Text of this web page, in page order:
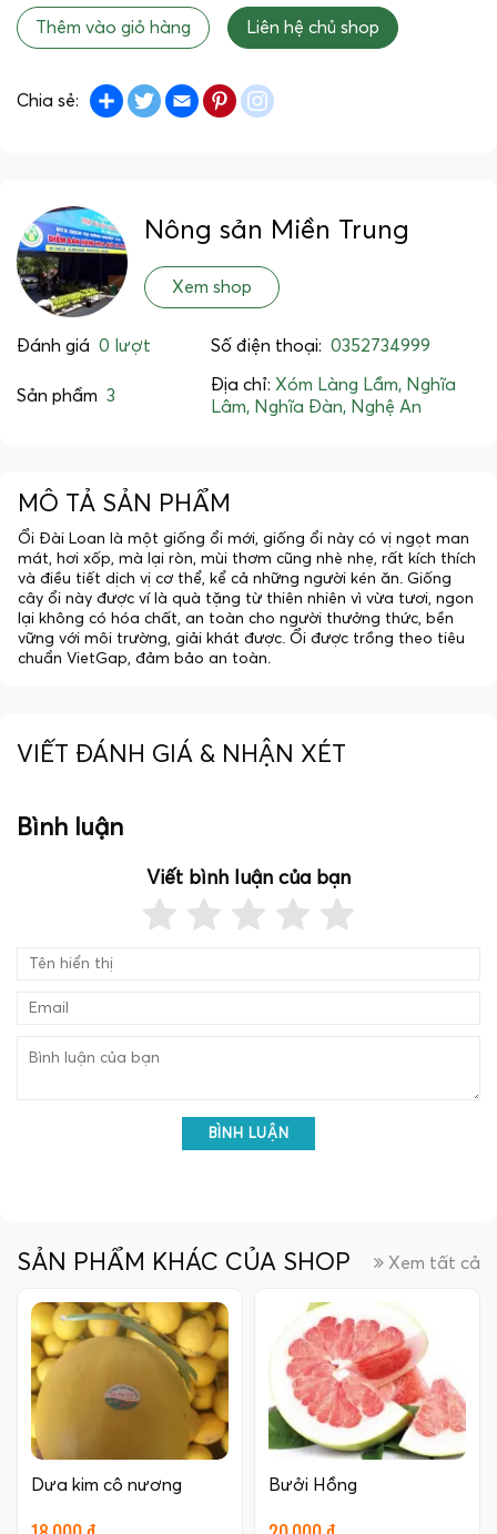
Thêm vào giỏ hàng Liên hệ chủ shop
Chia sẻ: Share TwitterEmail Pinterest
Nông sản Miền Trung
Xem shop
Đánh giá 0 lượt Số điện thoại: 0352734999
Sản phẩm 3
Địa chỉ: Xóm Làng Lầm, Nghĩa
Lâm, Nghĩa Đàn, Nghệ An
MÔ TẢ SẢN PHẨM
Ổi Đài Loan là một giống ổi mới, giống ổi này có vị ngọt man
mát, hơi xốp, mà lại ròn, mùi thơm cũng nhè nhẹ, rất kích thích
và điều tiết dịch vị cơ thể, kể cả những người kén ăn. Giống
cây ổi này được ví là quà tặng từ thiên nhiên vì vừa tươi, ngon
lại không có hóa chất, an toàn cho người thưởng thức, bền
vững với môi trường, giải khát được. Ổi được trồng theo tiêu
chuẩn VietGap, đảm bảo an toàn.
VIẾT ĐÁNH GIÁ & NHẬN XÉT
Bình luận
Viết bình luận của bạn
BÌNH LUẬN
SẢN PHẨM KHÁC CỦA SHOP Xem tất cả
Dưa kim cô nương Bưởi Hồng